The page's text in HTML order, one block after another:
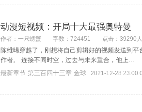
动漫短视频：开局十大最强奥特曼
作者：一只螃蟹 字数：724451 点击：39290人
陈维晞穿越了，刚想将自己剪辑好的视频发送到
作者。 连接不同时空，过去与未来重合，他上...
最新章节 第三百四十三章 金球
2021-12-28